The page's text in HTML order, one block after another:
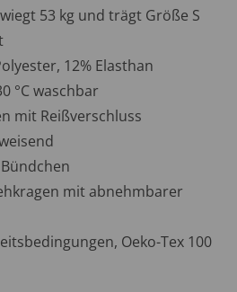
53 kg und trägt Größe S
12% Elasthan
°C waschbar
mit Reißverschluss
mit abnehmbarer
Oeko-Tex 100